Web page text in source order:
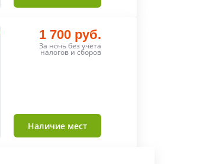
1 700 руб.
За ночь без учета
налогов и сборов
Наличие мест